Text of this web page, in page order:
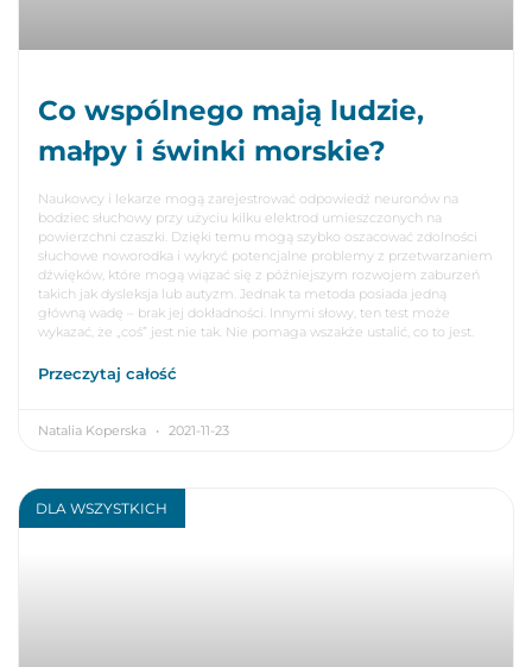
Co wspólnego mają ludzie,
małpy i świnki morskie?
Naukowcy i lekarze mogą zarejestrować odpowiedź neuronów na
bodziec słuchowy przy użyciu kilku elektrod umieszczonych na
powierzchni czaszki. Dzięki temu mogą szybko oszacować zdolności
słuchowe noworodka i wykryć potencjalne problemy z przetwarzaniem
dźwięków, które mogą wiązać się z późniejszym rozwojem zaburzeń
takich jak dysleksja lub autyzm. Jednak ta metoda posiada jedną
główną wadę – brak jej dokładności. Innymi słowy, ten test może
wykazać, że „coś” jest nie tak. Nie pomaga wszakże ustalić, co to jest.
Przeczytaj całość
Natalia Koperska 2021-11-23
DLA WSZYSTKICH